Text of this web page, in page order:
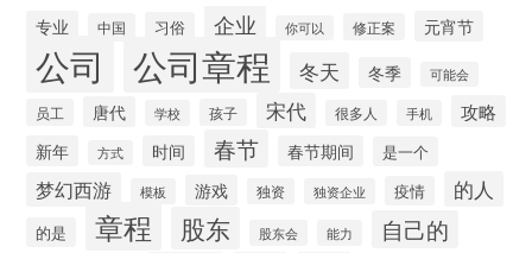
专业 中国 习俗 企业 你可以 修正案 元宵节
公司 公司章程 冬天 冬季 可能会
员工 唐代 学校 孩子 宋代 很多人 手机 攻略
新年 方式 时间 春节 春节期间 是一个
梦幻西游 模板 游戏 独资 独资企业 疫情 的人
的是 章程 股东 股东会 能力 自己的